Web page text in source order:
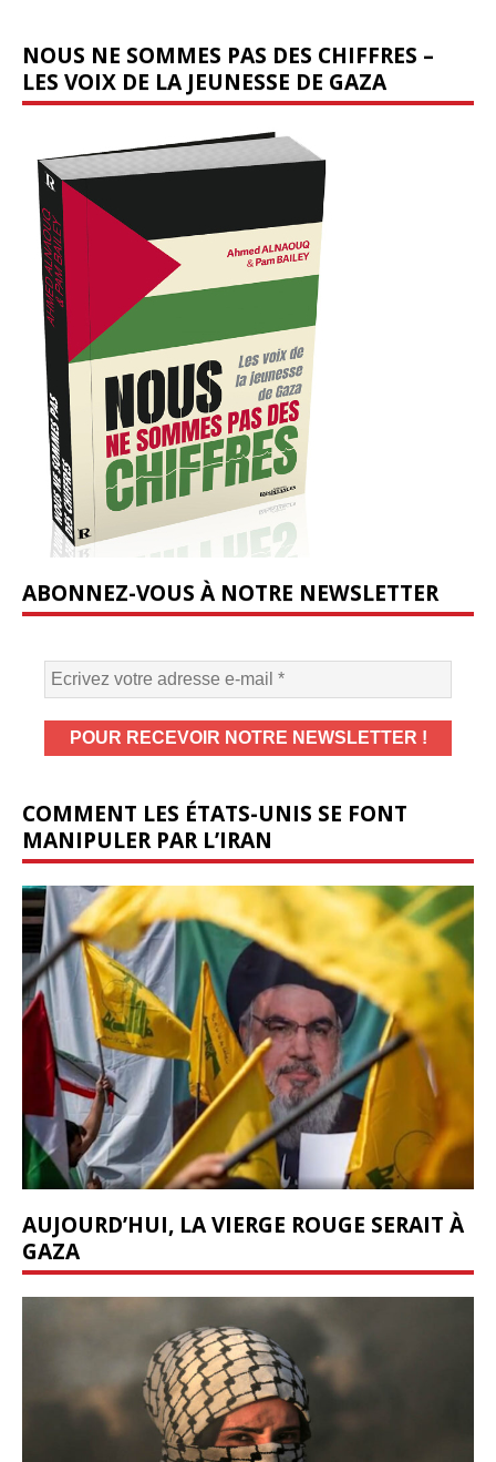
NOUS NE SOMMES PAS DES CHIFFRES –
LES VOIX DE LA JEUNESSE DE GAZA
ABONNEZ-VOUS À NOTRE NEWSLETTER
COMMENT LES ÉTATS-UNIS SE FONT
MANIPULER PAR L’IRAN
AUJOURD’HUI, LA VIERGE ROUGE SERAIT À
GAZA